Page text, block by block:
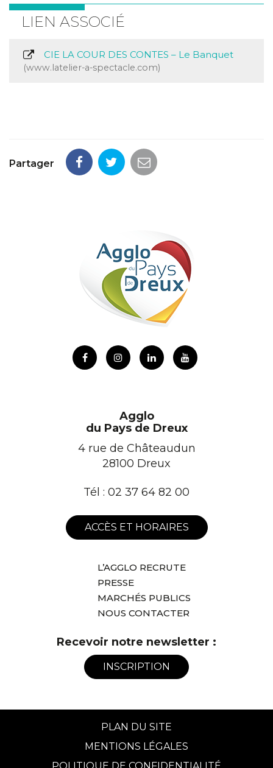
LIEN ASSOCIÉ
CIE LA COUR DES CONTES – Le Banquet
www.latelier-a-spectacle.com
Partager
Lien
Facebook
Lien
Instagram
Lien
Linkedin
Lien
Agglo
du Pays de Dreux
4 rue de Châteaudun
28100 Dreux
Tél : 02 37 64 82 00
ACCÈS ET HORAIRES
L’AGGLO RECRUTE
PRESSE
MARCHÉS PUBLICS
NOUS CONTACTER
Recevoir notre newsletter :
INSCRIPTION
PLAN DU SITE
MENTIONS LÉGALES